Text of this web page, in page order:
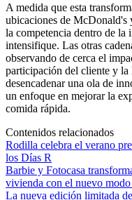
A medida que esta
ubicaciones de McDonald's
la competencia dentro de la
intensifique. Las otras
observando de cerca el
participación del cliente y la
desencadenar una ola de
un enfoque en mejorar la
comida rápida.
Contenidos relacionados
Rodilla celebra el verano
los Días R
Barbie y Fotocasa
vivienda con el nuevo modo
La nueva edición limitada